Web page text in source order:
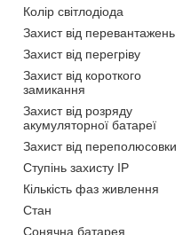
Колір світлодіода
Захист від перевантажень
Захист від перегріву
Захист від короткого
замикання
Захист від розряду
акумуляторної батареї
Захист від переполюсовки
Ступінь захисту IP
Кількість фаз живлення
Стан
Сонячна батарея